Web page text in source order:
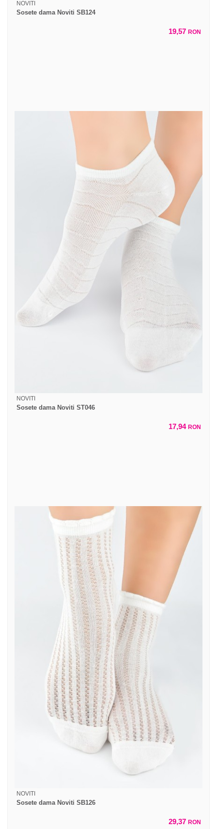
NOVITI
Sosete dama Noviti SB124
19,57 RON
NOVITI
Sosete dama Noviti ST046
17,94 RON
NOVITI
Sosete dama Noviti SB126
29,37 RON